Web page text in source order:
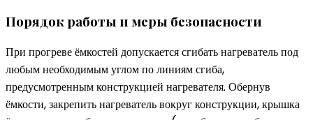
Порядок работы и меры безопасности
При прогреве ёмкостей допускается сгибать нагреватель под
любым необходимым углом по линиям сгиба,
предусмотренным конструкцией нагревателя. Обернув
ёмкости, закрепить нагреватель вокруг конструкции, крышка